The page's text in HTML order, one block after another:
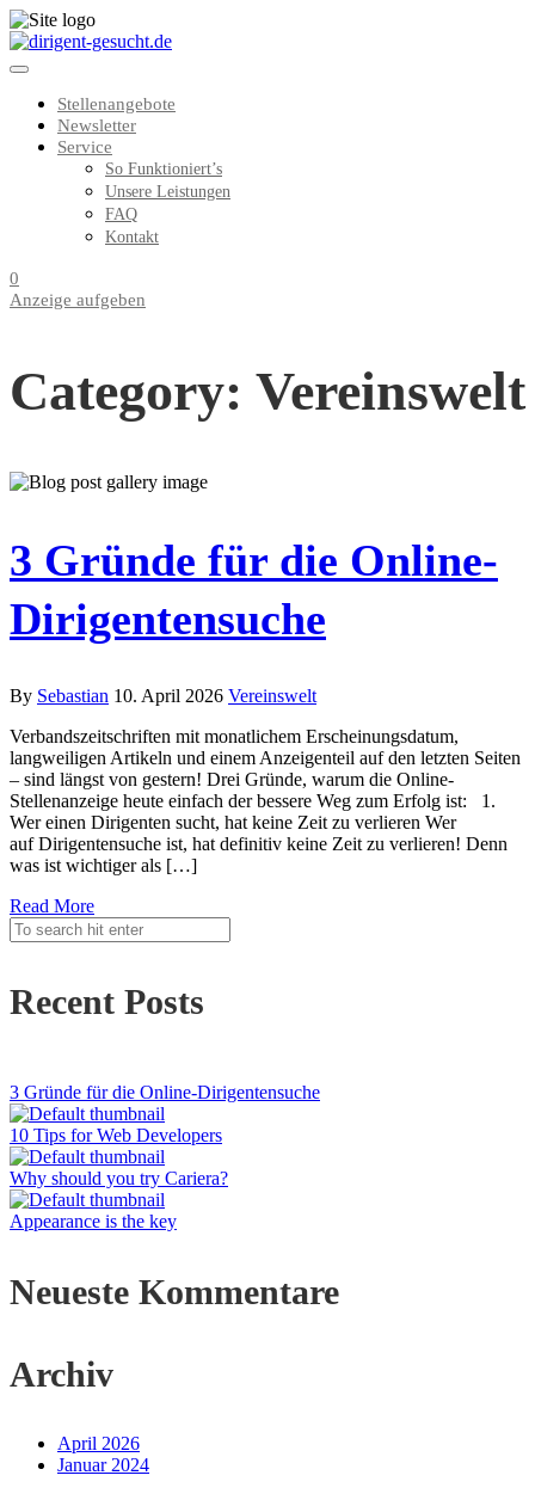
Stellenangebote
Newsletter
Service
So Funktioniert’s
Unsere Leistungen
FAQ
Kontakt
0
Anzeige aufgeben
Category: Vereinswelt
3 Gründe für die Online-
Dirigentensuche
By Sebastian 10. April 2026 Vereinswelt
Verbandszeitschriften mit monatlichem Erscheinungsdatum,
langweiligen Artikeln und einem Anzeigenteil auf den letzten Seiten
– sind längst von gestern! Drei Gründe, warum die Online-
Stellenanzeige heute einfach der bessere Weg zum Erfolg ist: 1.
Wer einen Dirigenten sucht, hat keine Zeit zu verlieren Wer
auf Dirigentensuche ist, hat definitiv keine Zeit zu verlieren! Denn
was ist wichtiger als […]
Read More
Recent Posts
3 Gründe für die Online-Dirigentensuche
10 Tips for Web Developers
Why should you try Cariera?
Appearance is the key
Neueste Kommentare
Archiv
April 2026
Januar 2024